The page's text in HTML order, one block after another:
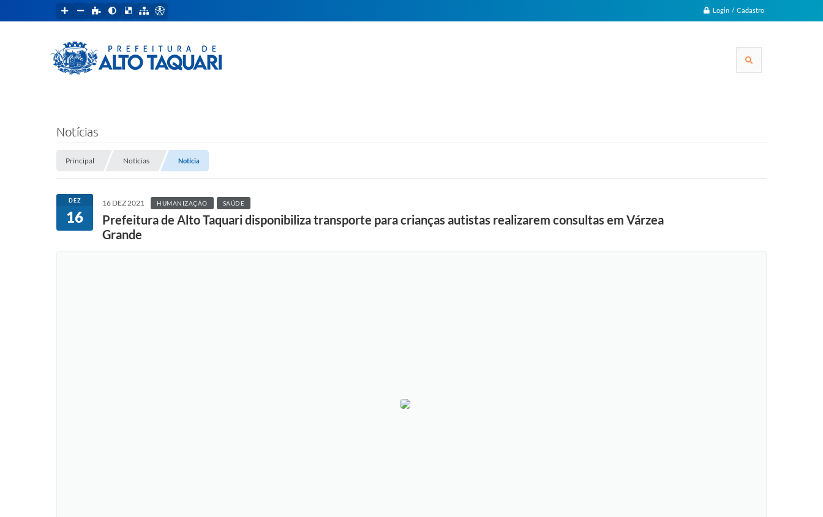
Login / Cadastro
Notícias
Principal Notícias Notícia
DEZ
16
16 DEZ 2021 HUMANIZAÇÃO SAÚDE
Prefeitura de Alto Taquari disponibiliza transporte para crianças autistas realizarem consultas em Várzea
Grande